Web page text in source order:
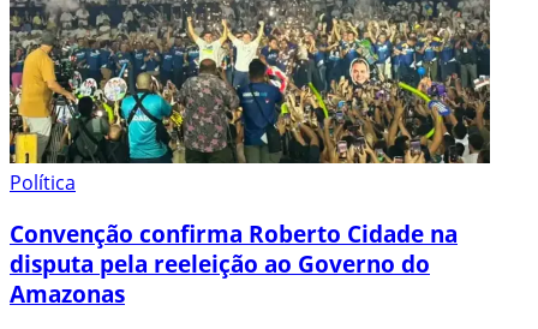
Política
Convenção confirma Roberto Cidade na
disputa pela reeleição ao Governo do
Amazonas